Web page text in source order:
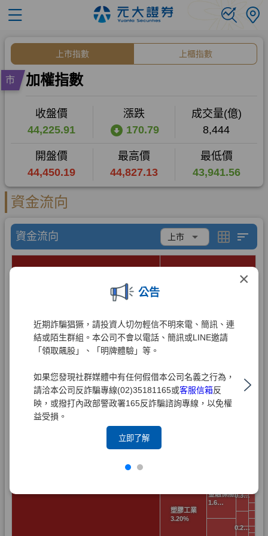
×
公告
近期詐騙猖獗，請投資人切勿輕信不明來電、簡訊、連
結或陌生群組。本公司不會以電話、簡訊或LINE邀請
「領取飆股」、「明牌體驗」等。
如果您發現社群媒體中有任何假借本公司名義之行為，
請洽本公司反詐騙專線(02)35181165或客服信箱反
映，或撥打內政部警政署165反詐騙諮詢專線，以免權
益受損。
立即了解